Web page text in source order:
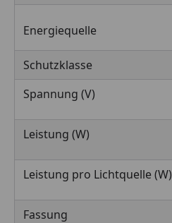
Energiequelle
Schutzklasse
Spannung (V)
Leistung (W)
Leistung pro Lichtquelle (W)
Fassung